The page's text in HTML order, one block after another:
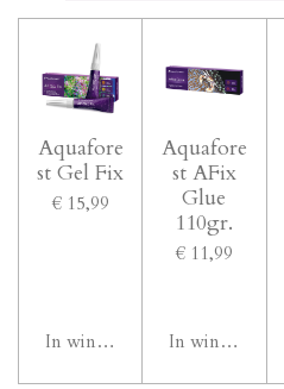
Aquafore
st Gel Fix
€ 15,99
In winkelwagen
Aquafore
st AFix
Glue
110gr.
€ 11,99
In winkelwagen